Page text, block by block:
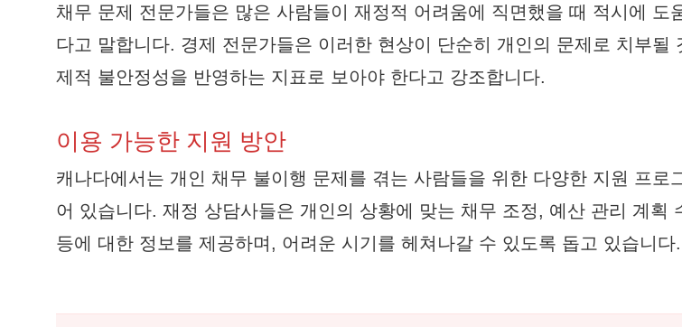
채무 문제 전문가들은 많은 사람들이 재정적 어려움에 직면했을 때 적시에 도
다고 말합니다. 경제 전문가들은 이러한 현상이 단순히 개인의 문제로 치부될
제적 불안정성을 반영하는 지표로 보아야 한다고 강조합니다.
이용 가능한 지원 방안
캐나다에서는 개인 채무 불이행 문제를 겪는 사람들을 위한 다양한 지원 프로
어 있습니다. 재정 상담사들은 개인의 상황에 맞는 채무 조정, 예산 관리 계획
등에 대한 정보를 제공하며, 어려운 시기를 헤쳐나갈 수 있도록 돕고 있습니다.